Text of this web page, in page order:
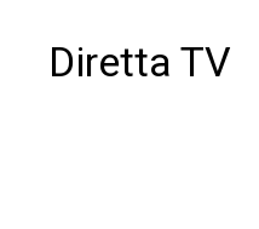
Diretta TV